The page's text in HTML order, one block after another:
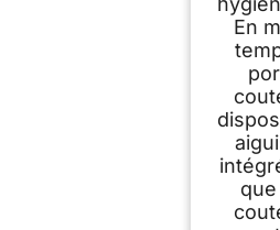
En